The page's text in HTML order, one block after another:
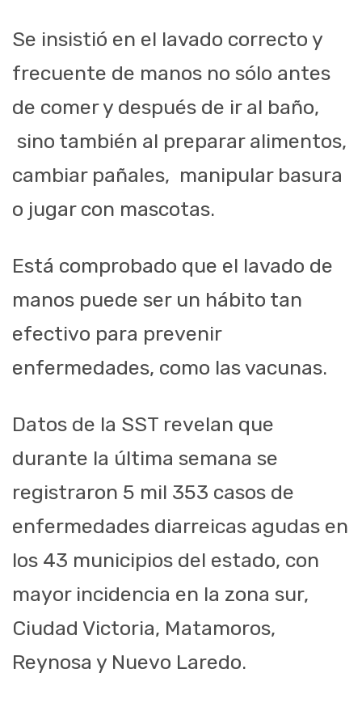
Se insistió en el lavado correcto y
frecuente de manos no sólo antes
de comer y después de ir al baño,
sino también al preparar alimentos,
cambiar pañales, manipular basura
o jugar con mascotas.
Está comprobado que el lavado de
manos puede ser un hábito tan
efectivo para prevenir
enfermedades, como las vacunas.
Datos de la SST revelan que
durante la última semana se
registraron 5 mil 353 casos de
enfermedades diarreicas agudas en
los 43 municipios del estado, con
mayor incidencia en la zona sur,
Ciudad Victoria, Matamoros,
Reynosa y Nuevo Laredo.